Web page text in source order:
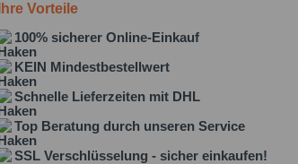
Ihre Vorteile
100% sicherer Online-Einkauf
KEIN Mindestbestellwert
Schnelle Lieferzeiten mit DHL
Top Beratung durch unseren Service
SSL Verschlüsselung - sicher einkaufen!